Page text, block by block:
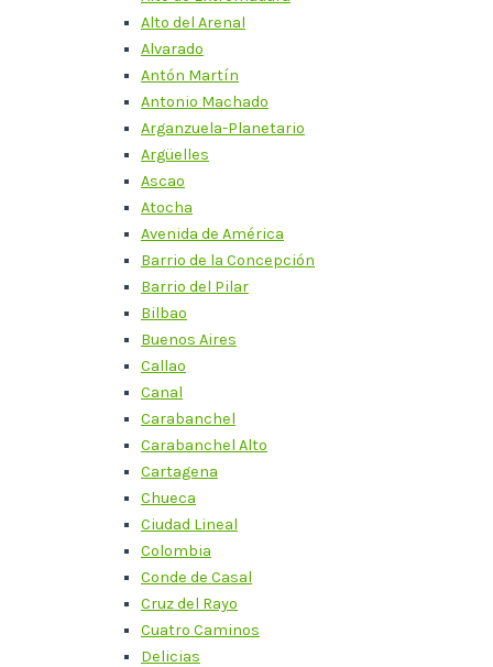
Alto del Arenal
Alvarado
Antón Martín
Antonio Machado
Arganzuela-Planetario
Argüelles
Ascao
Atocha
Avenida de América
Barrio de la Concepción
Barrio del Pilar
Bilbao
Buenos Aires
Callao
Canal
Carabanchel
Carabanchel Alto
Cartagena
Chueca
Ciudad Lineal
Colombia
Conde de Casal
Cruz del Rayo
Cuatro Caminos
Delicias